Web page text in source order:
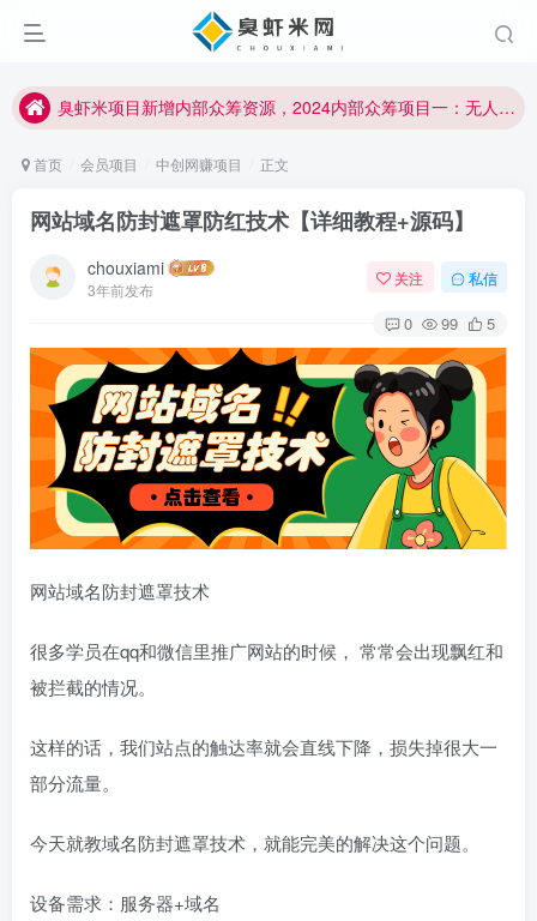
臭虾米项目新增内部众筹资源，2024内部众筹项目一：无人直播，价值1980元
臭虾米项目新增内部众筹资源，2024内部众筹项目一：无人直播，价值1980元
首页 会员项目 中创网赚项目 正文
网站域名防封遮罩防红技术【详细教程+源码】
chouxiami
3年前发布
关注 私信
0 99 5
网站域名防封遮罩技术
很多学员在qq和微信里推广网站的时候， 常常会出现飘红和
被拦截的情况。
这样的话，我们站点的触达率就会直线下降，损失掉很大一
部分流量。
今天就教域名防封遮罩技术，就能完美的解决这个问题。
设备需求：服务器+域名